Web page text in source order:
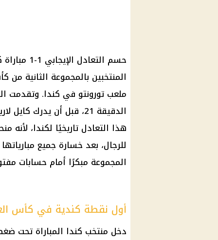
حسم
ملعب تورونتو في كندا. وتقدمت
هذا التعادل تاريخيًا لكندا،
المجموعة مبكرًا أمام حسابات
أول نقطة كندية في كأس
دخل منتخب كندا المباراة تحت